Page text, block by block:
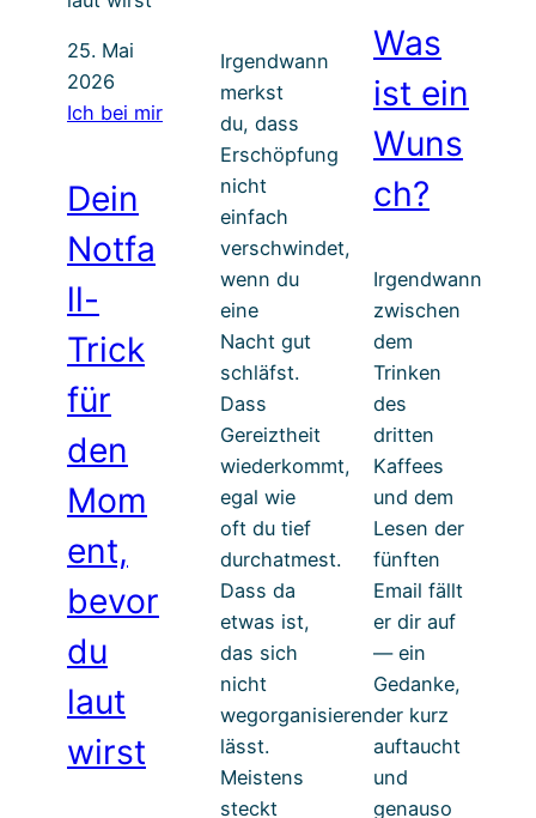
25. Mai
2026
Ich bei mir
Dein
Notfa
ll-
Trick
für
den
Mom
ent,
bevor
du
laut
wirst
Irgendwann
merkst
du, dass
Erschöpfung
nicht
einfach
verschwindet,
wenn du
eine
Nacht gut
schläfst.
Dass
Gereiztheit
wiederkommt,
egal wie
oft du tief
durchatmest.
Dass da
etwas ist,
das sich
nicht
wegorganisieren
lässt.
Meistens
steckt
Was
ist ein
Wuns
ch?
Irgendwann
zwischen
dem
Trinken
des
dritten
Kaffees
und dem
Lesen der
fünften
Email fällt
er dir auf
— ein
Gedanke,
der kurz
auftaucht
und
genauso